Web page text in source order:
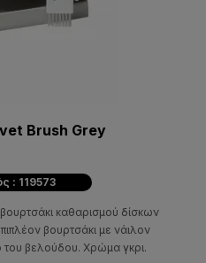
Brush Grey
: 119573
καθαρισμού δίσκων
βουρτσάκι με νάιλον
του βελούδου. Χρώμα γκρι.